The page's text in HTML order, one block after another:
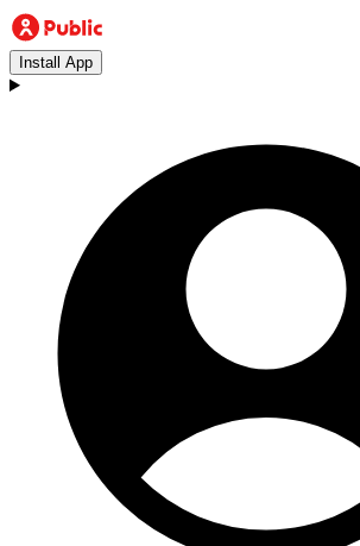
Install App